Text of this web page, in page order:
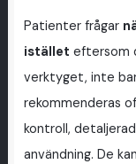
Patienter frågar
istället eftersom
verktyget, inte
rekommenderas
kontroll,
användning. De